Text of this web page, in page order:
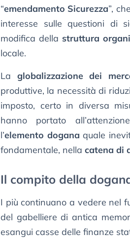
“emendamento Sicurezza”,
interesse sulle questioni di
modifica della struttura
locale.
La globalizzazione dei
produttive, la necessità di
imposto, certo in diversa
hanno portato
l’elemento dogana quale
fondamentale, nella catena di
Il compito della
I più continuano a vedere nel
del gabelliere di antica
esangui casse delle finanze